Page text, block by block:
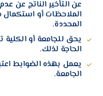
عن التأخير الناتج عن
الملاحظات أو
المحددة.
يحق للجامعة أو
الحاجة لذلك.
يعمل بهذه الضوابط
الجامعة.